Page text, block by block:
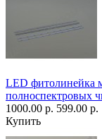
LED фитолинейка
полноспектровых
1000.00 р. 599.00 р.
Купить